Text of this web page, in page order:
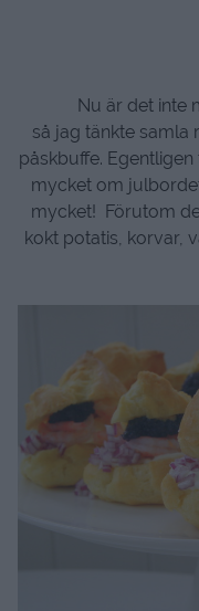
Nu är det inte
så jag tänkte samla
påskbuffe.
mycket om
mycket! Förutom
kokt potatis, korvar,